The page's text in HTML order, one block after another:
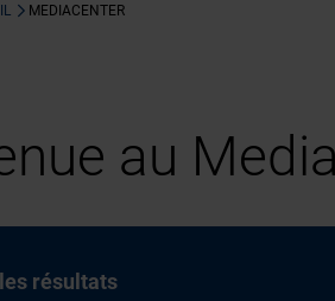
MEDIACENTER
au
résultats